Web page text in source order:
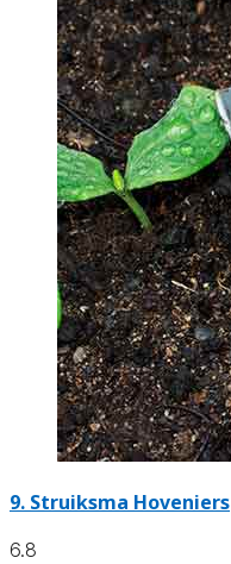
9. Struiksma Hoveniers
6.8